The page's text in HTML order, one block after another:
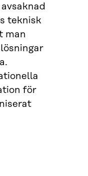
teknisk
man
för